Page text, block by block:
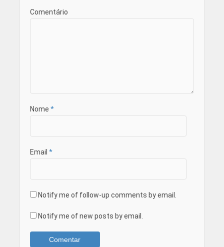
Comentário
Nome *
Email *
Notify me of follow-up comments by email.
Notify me of new posts by email.